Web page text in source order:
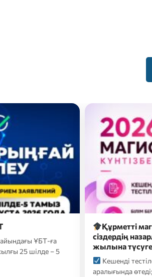
түсушілер,
2026-2027 оқу
тамыз
2026 жылғы 26
түсуші
форматтағы…
2026 жылғы 26
үміткерлер үшін